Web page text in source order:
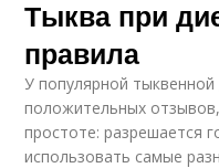
Тыква при
правила
У популярной
положительных
простоте: разрешается
использовать самые